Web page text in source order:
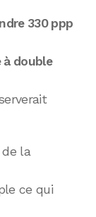
330 ppp
à double
la
ce qui